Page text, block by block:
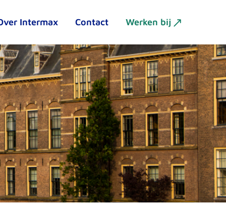
Intermax Contact Werken bij